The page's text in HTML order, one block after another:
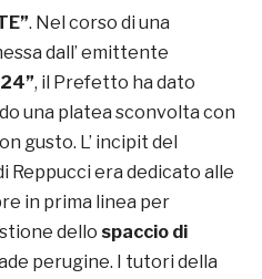
. Nel corso di una
dall’ emittente
, il Prefetto ha dato
una platea sconvolta con
gusto. L’ incipit del
Reppucci era dedicato alle
in prima linea per
dello spaccio di
perugine. I tutori della